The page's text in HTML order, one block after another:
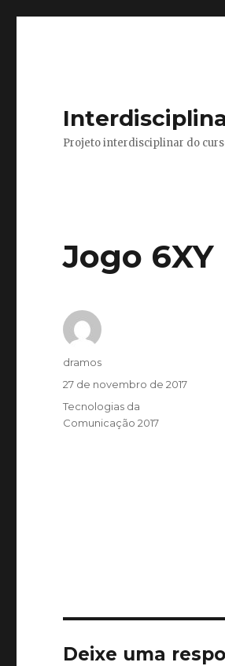
Projeto interdisciplinar do
Jogo 6XY
Autor
dramos
Publicado
em
27 de novembro de 2017
Categorias
Tecnologias da
Comunicação 2017
Deixe uma